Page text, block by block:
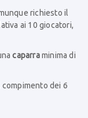
richiesto il
ai 10 giocatori,
caparraminima di
dei 6